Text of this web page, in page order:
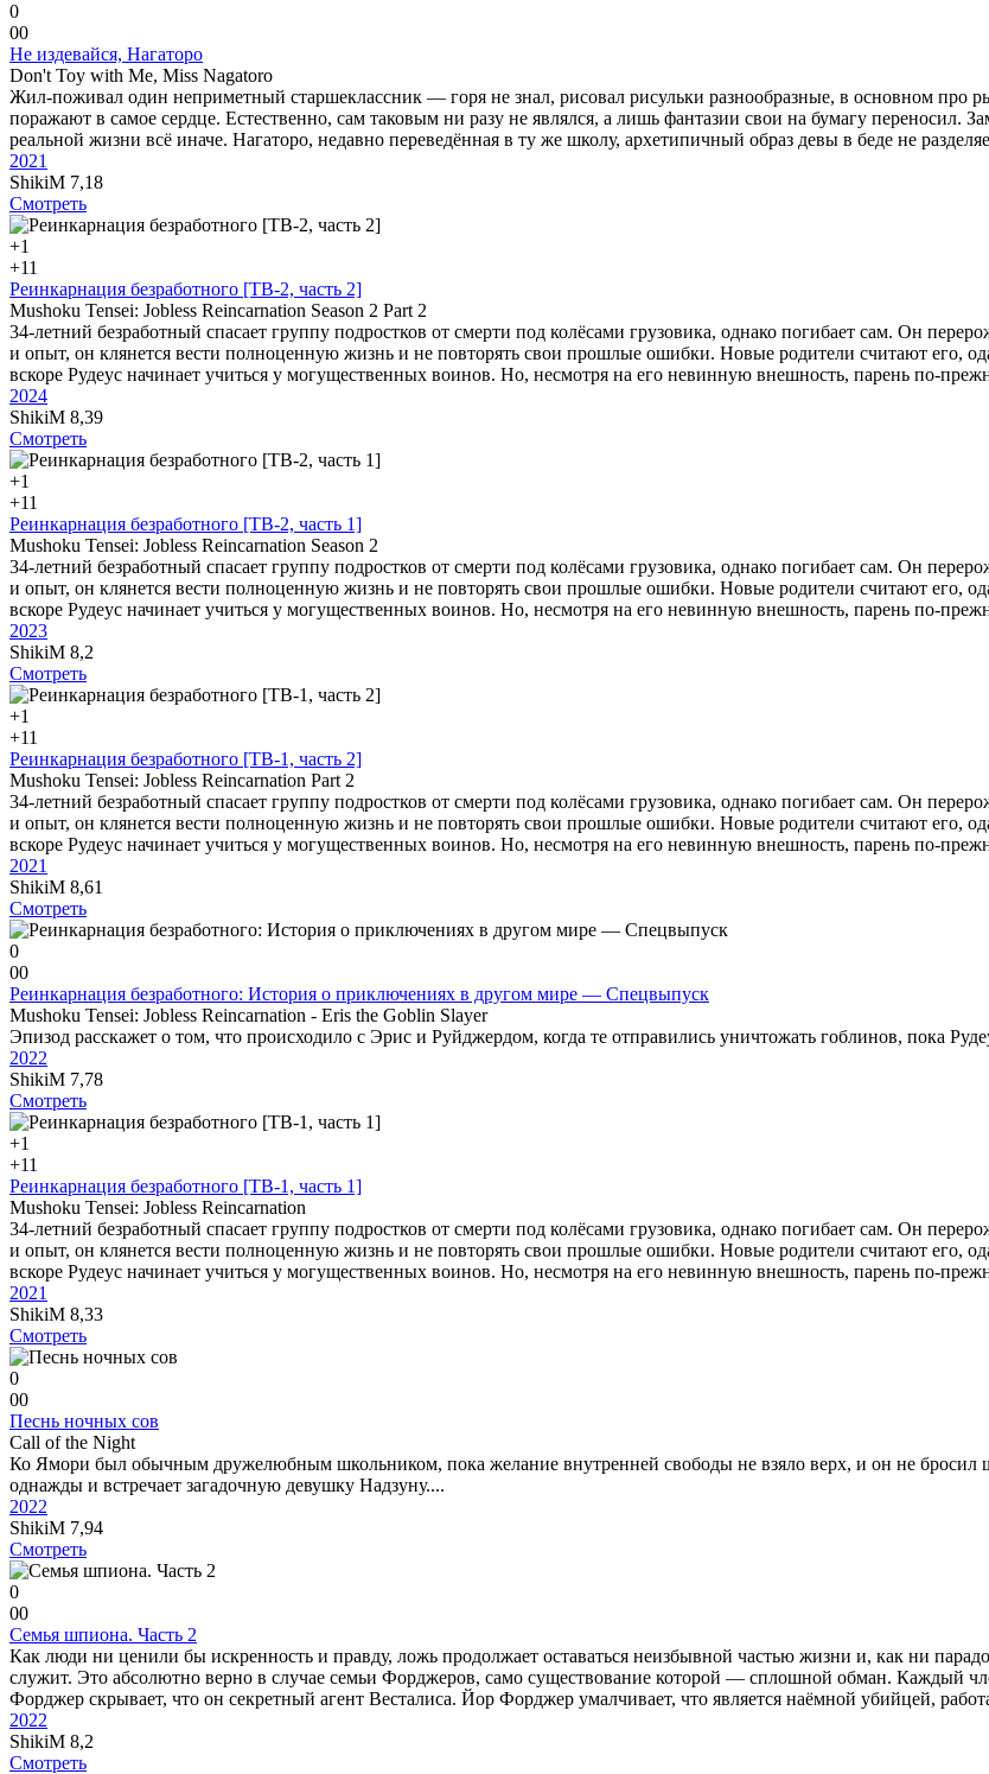
0
00
Не издевайся, Нагаторо
Don't Toy with Me, Miss Nagatoro
Жил-поживал один неприметный старшеклассник — горя не знал, рисовал рисульки разнообразные, в основном про
поражают в самое сердце. Естественно, сам таковым ни разу не являлся, а лишь фантазии свои на бумагу
реальной жизни всё иначе. Нагаторо, недавно переведённая в ту же школу, архетипичный образ девы в беде не
2021
ShikiM 7,18
Смотреть
+1
+11
Реинкарнация безработного [ТВ-2, часть 2]
Mushoku Tensei: Jobless Reincarnation Season 2 Part 2
34-летний безработный спасает группу подростков от смерти под колёсами грузовика, однако погибает сам. Он
и опыт, он клянется вести полноценную жизнь и не повторять свои прошлые ошибки. Новые родители считают его,
вскоре Рудеус начинает учиться у могущественных воинов. Но, несмотря на его невинную внешность, парень по-
2024
ShikiM 8,39
Смотреть
+1
+11
Реинкарнация безработного [ТВ-2, часть 1]
Mushoku Tensei: Jobless Reincarnation Season 2
34-летний безработный спасает группу подростков от смерти под колёсами грузовика, однако погибает сам. Он
и опыт, он клянется вести полноценную жизнь и не повторять свои прошлые ошибки. Новые родители считают его,
вскоре Рудеус начинает учиться у могущественных воинов. Но, несмотря на его невинную внешность, парень по-
2023
ShikiM 8,2
Смотреть
+1
+11
Реинкарнация безработного [ТВ-1, часть 2]
Mushoku Tensei: Jobless Reincarnation Part 2
34-летний безработный спасает группу подростков от смерти под колёсами грузовика, однако погибает сам. Он
и опыт, он клянется вести полноценную жизнь и не повторять свои прошлые ошибки. Новые родители считают его,
вскоре Рудеус начинает учиться у могущественных воинов. Но, несмотря на его невинную внешность, парень по-
2021
ShikiM 8,61
Смотреть
0
00
Реинкарнация безработного: История о приключениях в другом мире — Спецвыпуск
Mushoku Tensei: Jobless Reincarnation - Eris the Goblin Slayer
Эпизод расскажет о том, что происходило с Эрис и Руйджердом, когда те отправились уничтожать гоблинов, пока
2022
ShikiM 7,78
Смотреть
+1
+11
Реинкарнация безработного [ТВ-1, часть 1]
Mushoku Tensei: Jobless Reincarnation
34-летний безработный спасает группу подростков от смерти под колёсами грузовика, однако погибает сам. Он
и опыт, он клянется вести полноценную жизнь и не повторять свои прошлые ошибки. Новые родители считают его,
вскоре Рудеус начинает учиться у могущественных воинов. Но, несмотря на его невинную внешность, парень по-
2021
ShikiM 8,33
Смотреть
0
00
Песнь ночных сов
Call of the Night
Ко Ямори был обычным дружелюбным школьником, пока желание внутренней свободы не взяло верх, и он не бросил
однажды и встречает загадочную девушку Надзуну....
2022
ShikiM 7,94
Смотреть
0
00
Семья шпиона. Часть 2
Как люди ни ценили бы искренность и правду, ложь продолжает оставаться неизбывной частью жизни и, как ни
служит. Это абсолютно верно в случае семьи Форджеров, само существование которой — сплошной обман. Каждый
Форджер скрывает, что он секретный агент Весталиса. Йор Форджер умалчивает, что является наёмной убийцей,
2022
ShikiM 8,2
Смотреть